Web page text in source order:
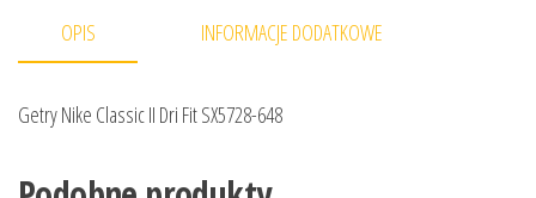
OPIS INFORMACJE DODATKOWE
Getry Nike Classic II Dri Fit SX5728-648